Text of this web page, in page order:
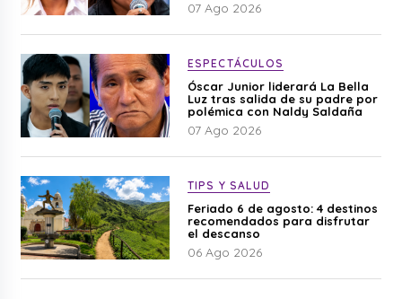
07 Ago 2026
ESPECTÁCULOS
Óscar Junior liderará La Bella
Luz tras salida de su padre por
polémica con Naldy Saldaña
07 Ago 2026
TIPS Y SALUD
Feriado 6 de agosto: 4 destinos
recomendados para disfrutar
el descanso
06 Ago 2026